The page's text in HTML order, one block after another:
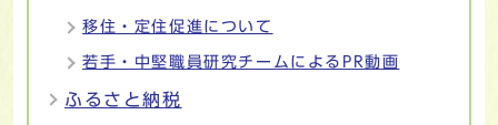
移住・定住促進について
若手・中堅職員研究チームによるPR動画
ふるさと納税